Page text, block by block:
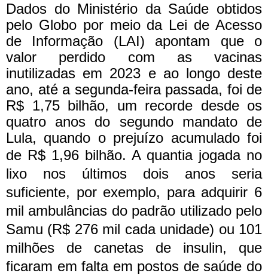
Dados do Ministério da Saúde obtidos
pelo Globo por meio da Lei de Acesso
de Informação (LAI) apontam que o
valor perdido com as vacinas
inutilizadas em 2023 e ao longo deste
ano, até a segunda-feira passada, foi de
R$ 1,75 bilhão, um recorde desde os
quatro anos do segundo mandato de
Lula, quando o prejuízo acumulado foi
de R$ 1,96 bilhão.A quantia jogada no
lixo nos últimos dois anos seria
suficiente, por exemplo, para adquirir 6
mil ambulâncias do padrão utilizado pelo
Samu (R$ 276 mil cada unidade) ou 101
milhões de canetas de insulin, que
ficaram em falta em postos de saúde do